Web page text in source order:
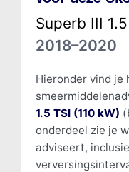
Superb III
2018–2020
Hieronder vind je
1.5 TSI (110 kW)
onderdeel zie je
adviseert,